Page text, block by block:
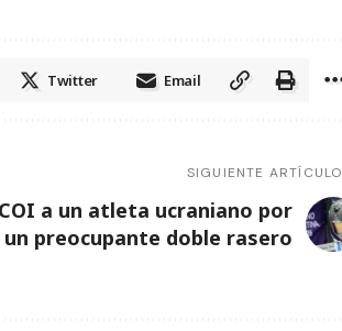
Twitter Email
SIGUIENTE ARTÍCULO
a un atleta ucraniano por
un preocupante doble rasero